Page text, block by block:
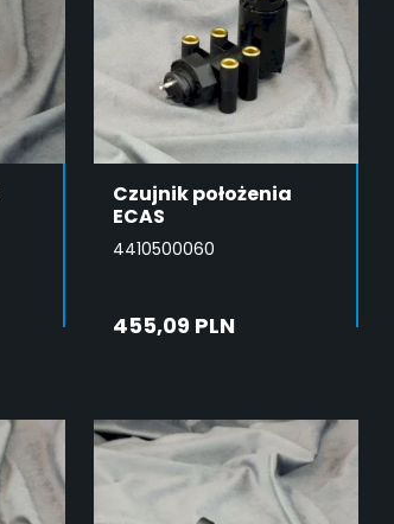
Czujnik położenia
ECAS
4410500060
455,09 PLN
KOSZYKA